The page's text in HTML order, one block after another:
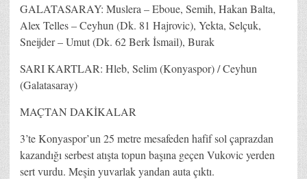
GALATASARAY: Muslera – Eboue, Semih, Hakan Balta,
Alex Telles – Ceyhun (Dk. 81 Hajrovic), Yekta, Selçuk,
Sneijder – Umut (Dk. 62 Berk İsmail), Burak
SARI KARTLAR: Hleb, Selim (Konyaspor) / Ceyhun
(Galatasaray)
MAÇTAN DAKİKALAR
3’te Konyaspor’un 25 metre mesafeden hafif sol çaprazdan
kazandığı serbest atışta topun başına geçen Vukovic yerden
sert vurdu. Meşin yuvarlak yandan auta çıktı.